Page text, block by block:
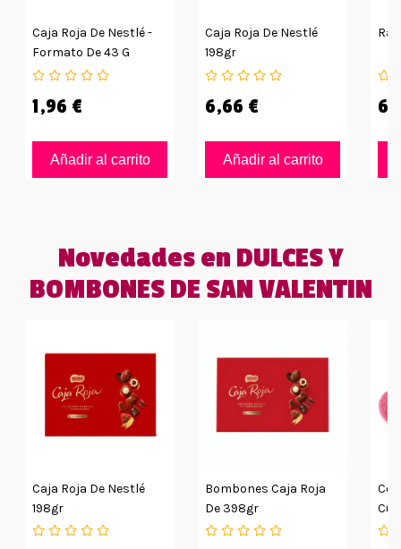
Caja Roja De Nestlé -
Formato De 43 G
1,96 €
Añadir al carrito
Caja Roja De Nestlé
198gr
6,66 €
Añadir al carrito
Novedades en DULCES Y
BOMBONES DE SAN VALENTIN
Caja Roja De Nestlé
198gr
Bombones Caja Roja
De 398gr